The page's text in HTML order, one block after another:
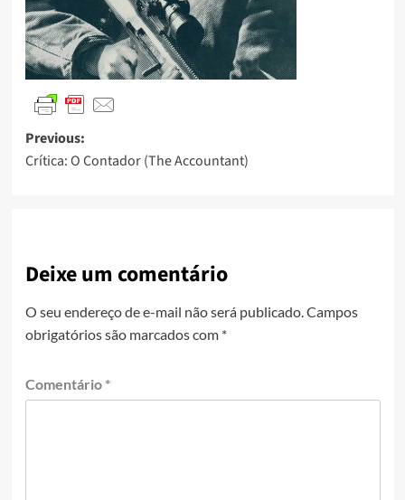
Previous:
Crítica: O Contador (The Accountant)
Deixe um comentário
O seu endereço de e-mail não será publicado. Campos
obrigatórios são marcados com *
Comentário *